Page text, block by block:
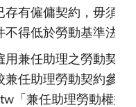
存有僱傭契約，毋須重
不得低於勞動基準法所
用兼任助理之勞動契約
兼任助理勞動契約參
「兼任助理勞動權益